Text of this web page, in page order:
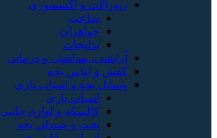
زیورآلات و اکسسوری
ساعت
جواهرات
بدلیجات
آرایشی، بهداشتی و درمانی
کفش و لباس بچه
وسایل بچه و اسباب بازی
اسباب بازی
کالسکه و لوازم جانبی
تخت و صندلی بچه